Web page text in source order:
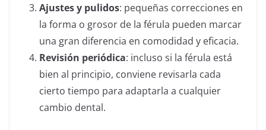
Ajustes y pulidos: pequeñas correcciones en
la forma o grosor de la férula pueden marcar
una gran diferencia en comodidad y eficacia.
Revisión periódica: incluso si la férula está
bien al principio, conviene revisarla cada
cierto tiempo para adaptarla a cualquier
cambio dental.